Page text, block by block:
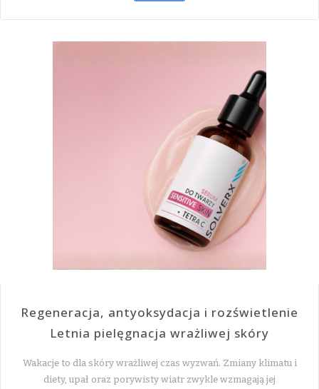
Regeneracja, antyoksydacja i rozświetlenie
Letnia pielęgnacja wrażliwej skóry
Wakacje to dla skóry wrażliwej czas wyzwań. Zmiany klimatu i
diety, upał oraz porywisty wiatr zwykle wzmagają jej